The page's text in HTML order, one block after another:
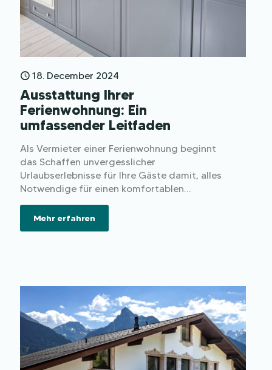
18. December 2024
Ausstattung Ihrer
Ferienwohnung: Ein
umfassender Leitfaden
Als Vermieter einer Ferienwohnung beginnt
das Schaffen unvergesslicher
Urlaubserlebnisse für Ihre Gäste damit, alles
Notwendige für einen komfortablen
Mehr erfahren